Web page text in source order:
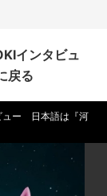
インタビュ
戻る
ュー 日本語は『河